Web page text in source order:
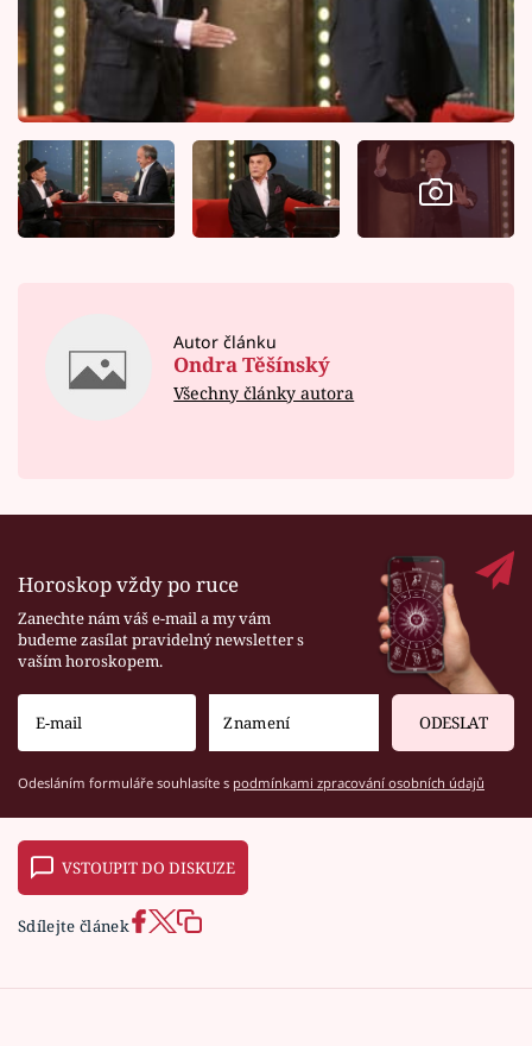
Autor článku
Ondra Těšínský
Všechny články autora
Horoskop vždy po ruce
Zanechte nám váš e-mail a my vám
budeme zasílat pravidelný newsletter s
vaším horoskopem.
ODESLAT
Odesláním formuláře souhlasíte s podmínkami zpracování osobních údajů
VSTOUPIT DO DISKUZE
Sdílejte článek